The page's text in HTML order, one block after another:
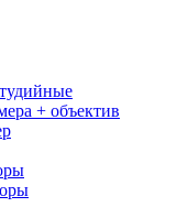
+ объектив